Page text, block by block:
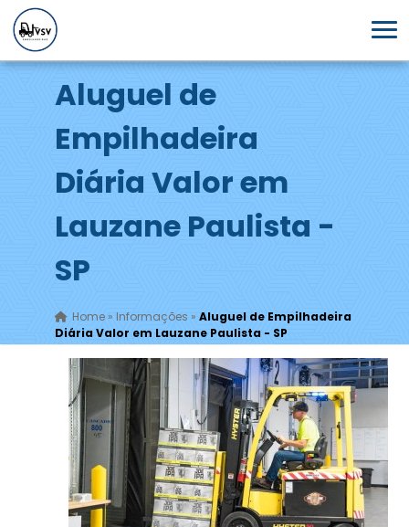
Aluguel de
Empilhadeira
Diária Valor em
Lauzane Paulista -
SP
Home» Informações » Aluguel de Empilhadeira
Diária Valor em Lauzane Paulista - SP